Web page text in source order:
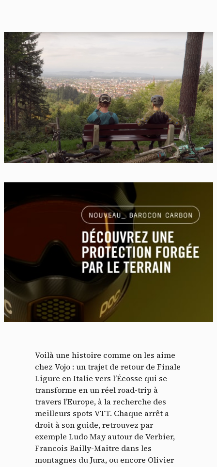
Voilà une histoire comme on les aime
chez Vojo : un trajet de retour de Finale
Ligure en Italie vers l’Écosse qui se
transforme en un réel road-trip à
travers l’Europe, à la recherche des
meilleurs spots VTT. Chaque arrêt a
droit à son guide, retrouvez par
exemple Ludo May autour de Verbier,
Francois Bailly-Maitre dans les
montagnes du Jura, ou encore Olivier